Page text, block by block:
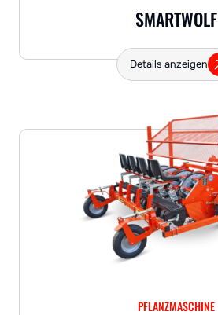
SMARTWOLF
Details anzeigen
PFLANZMASCHINE